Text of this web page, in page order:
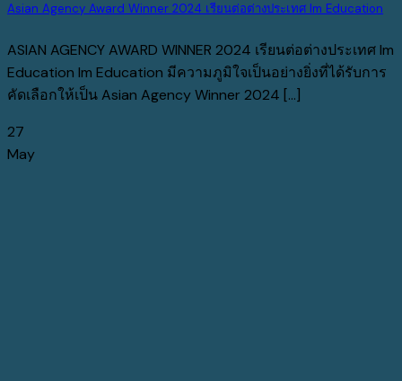
Asian Agency Award Winner 2024 เรียนต่อต่างประเทศ Im Education
ASIAN AGENCY AWARD WINNER 2024 เรียนต่อต่างประเทศ Im
Education Im Education มีความภูมิใจเป็นอย่างยิ่งที่ได้รับการ
คัดเลือกให้เป็น Asian Agency Winner 2024 [...]
27
May